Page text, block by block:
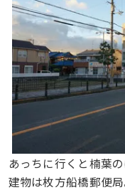
あっちに行くと楠葉
建物は枚方船橋郵便局